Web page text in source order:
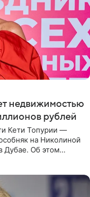
недвижимостью
рублей
Кети Топурии —
на Николиной
Дубае. Об этом